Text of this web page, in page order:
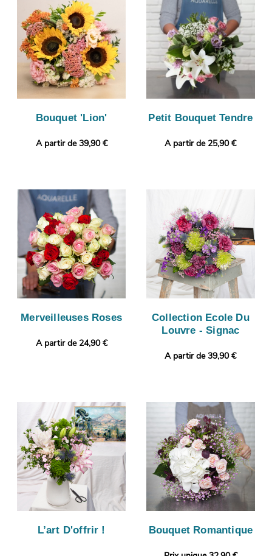
Bouquet 'Lion'
A partir de 39,90 €
Petit Bouquet Tendre
A partir de 25,90 €
Merveilleuses Roses
A partir de 24,90 €
Collection Ecole Du
Louvre - Signac
A partir de 39,90 €
L’art D'offrir ! Bouquet Romantique